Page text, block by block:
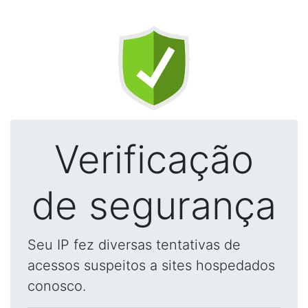
Verificação
de segurança
Seu IP fez diversas tentativas de
acessos suspeitos a sites hospedados
conosco.